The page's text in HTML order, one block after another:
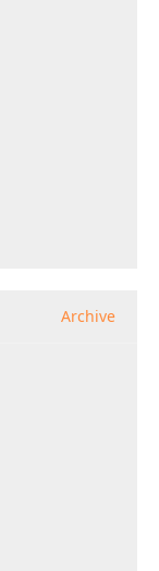
Archive